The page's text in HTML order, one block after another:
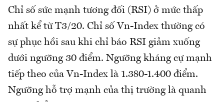
Chỉ số sức mạnh tương đối (RSI) ở mức thấp
nhất kể từ T3/20. Chỉ số Vn-Index thường có
sự phục hồi sau khi chỉ báo RSI giảm xuống
dưới ngưỡng 30 điểm. Ngưỡng kháng cự mạnh
tiếp theo của Vn-Index là 1.380-1.400 điểm.
Ngưỡng hỗ trợ mạnh của thị trường là quanh